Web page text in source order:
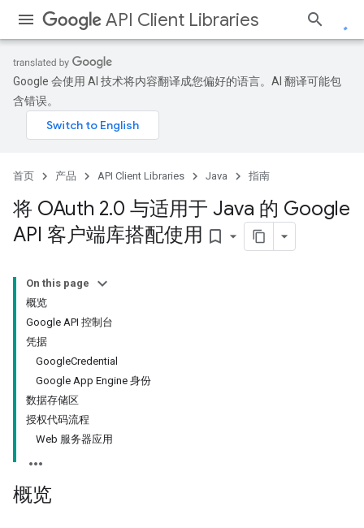
API Client Libraries
Google 会使用 AI 技术将内容翻译成您偏好的语言。AI 翻译可能包
含错误。
首页 产品 API Client Libraries Java 指南
将 OAuth 2.0 与适用于 Java 的 Google
API 客户端库搭配使用 bookmark_border
On this page
概览
Google API 控制台
凭据
GoogleCredential
Google App Engine 身份
数据存储区
授权代码流程
Web 服务器应用
概览